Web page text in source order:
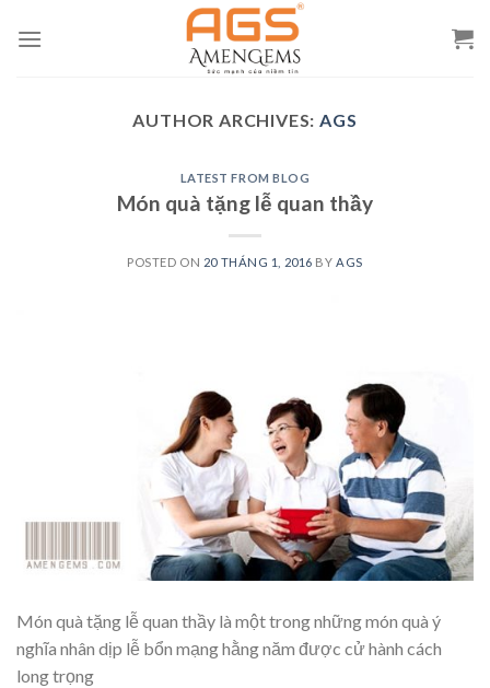
AUTHOR ARCHIVES:AGS
LATEST FROM BLOG
Món quà tặng lễ quan thầy
POSTED ON 20 THÁNG 1, 2016 BY AGS
Món quà tặng lễ quan thầy là một trong những món quà ý
nghĩa nhân dịp lễ bổn mạng hằng năm được cử hành cách
long trọng